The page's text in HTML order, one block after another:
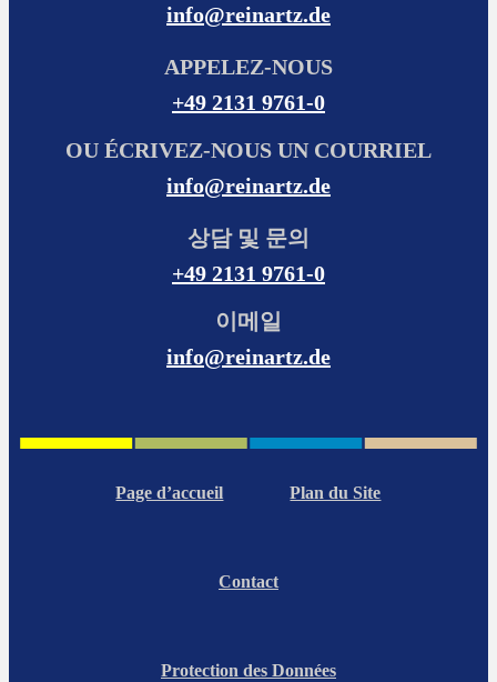
info@reinartz.de
APPELEZ-NOUS
+49 2131 9761-0
OU ÉCRIVEZ-NOUS UN COURRIEL
info@reinartz.de
상담 및 문의
+49 2131 9761-0
이메일
info@reinartz.de
Page d’accueil Plan du Site
Contact
Protection des Données